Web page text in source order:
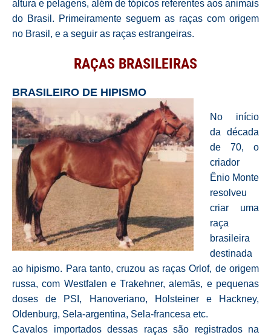
altura e pelagens, além de tópicos referentes aos animais
do Brasil. Primeiramente seguem as raças com origem
no Brasil, e a seguir as raças estrangeiras.
RAÇAS BRASILEIRAS
BRASILEIRO DE HIPISMO
No início
da década
de 70, o
criador
Ênio Monte
resolveu
criar uma
raça
brasileira
destinada
ao hipismo. Para tanto, cruzou as raças Orlof, de origem
russa, com Westfalen e Trakehner, alemãs, e pequenas
doses de PSI, Hanoveriano, Holsteiner e Hackney,
Oldenburg, Sela-argentina, Sela-francesa etc.
Cavalos importados dessas raças são registrados na